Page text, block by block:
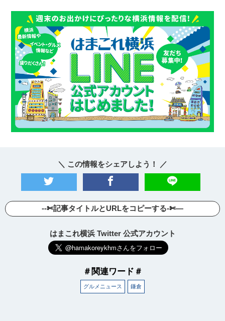
＼ この情報をシェアしよう！ ／
--✄記事タイトルとURLをコピーする-✄—
はまこれ横浜 Twitter 公式アカウント
＃関連ワード＃
グルメニュース 鎌倉